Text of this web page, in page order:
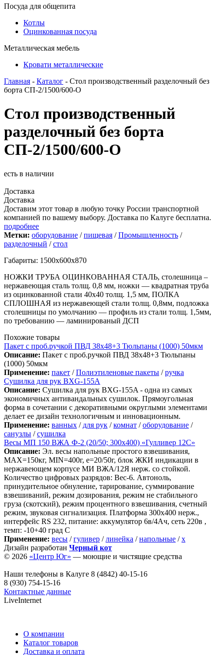
Посуда для общепита
Котлы
Оцинкованная посуда
Металлическая мебель
Кровати металлические
Главная - Каталог - Стол производственный разделочный без
борта СП-2/1500/600-О
Стол производственный
разделочный без борта
СП-2/1500/600-О
есть в наличии
Доставка
Доставка
Доставим этот товар в любую точку России транспортной
компанией по вашему выбору. Доставка по Калуге бесплатна.
подробнее
Метки: оборудование /пищевая /Промышленность /
разделочный /стол
Габариты: 1500х600х870
НОЖКИ ТРУБА ОЦИНКОВАННАЯ СТАЛЬ, столешница –
нержавеющая сталь толщ. 0,8 мм, ножки — квадратная труба
из оцинкованной стали 40х40 толщ. 1,5 мм, ПОЛКА
СПЛОШНАЯ из нержавеющей стали толщ. 0,8мм, подложка
столешницы по умолчанию — профиль из стали толщ. 1,5мм,
по требованию — ламинированый ДСП
Похожие товары
Пакет с проб.ручкой ПВД 38х48+3 Тюльпаны (1000) 50мкм
Описание: Пакет с проб.ручкой ПВД 38х48+3 Тюльпаны
(1000) 50мкм
Применение: пакет /Полиэтиленовые пакеты /ручка
Сушилка для рук BXG-155A
Описание: Сушилка для рук BXG-155A - одна из самых
экономичных антивандальных сушилок. Прямоугольная
форма в сочетании с декоративными округлыми элементами
делает ее дизайн технологичным и инновационным.
Применение: ванных / для рук /комнат /оборудование /
санузлы /сушилка
Весы МП 150 ВЖА Ф-2 (20/50; 300х400) «Гулливер 12С»
Описание: Эл. весы напольные простого взвешивания,
МАХ=150кг, MIN=400г, e=20/50г, блок ЖКИ индикации в
нержавеющем корпусе МИ ВЖА/12Я нерж. со стойкой.
Количество цифровых разрядов: Вес-6. Автоноль,
принудительное обнуление, тарирование, суммирование
взвешиваний, режим дозирования, режим не стабильного
груза (скотский), режим процентного взвешивания, счетный
режим, звуковая сигнализация. Платформа 300х400 нерж.,
интерфейс RS 232, питание: аккумулятор 6в/4Ач, сеть 220в ,
темп: -10+40 град С
Применение: весы /гуливер /линейка /напольные /х
Дизайн разработан Черный кот
© 2026 «Центр Юг» — моющие и чистящие средства
Наши телефоны в Калуге 8 (4842) 40-15-16
8 (930) 754-15-16
Контактные данные
LiveInternet
О компании
Каталог товаров
Доставка и оплата